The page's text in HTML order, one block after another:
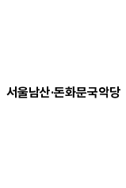
서울남산·돈화문국악당